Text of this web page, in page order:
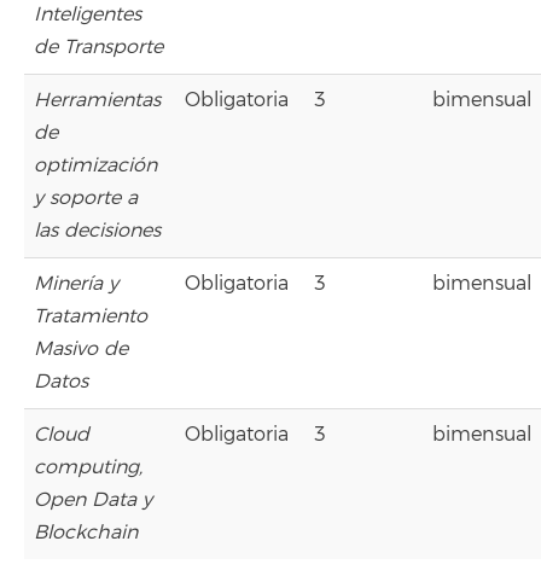
Inteligentes
de Transporte
Herramientas
de
optimización
y soporte a
las decisiones
Obligatoria 3 bimensual
Minería y
Tratamiento
Masivo de
Datos
Obligatoria 3 bimensual
Cloud
computing,
Open Data y
Blockchain
Obligatoria 3 bimensual